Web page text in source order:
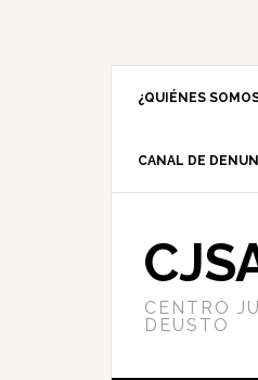
¿QUIÉNES
CANAL DE
CENTRO
DEUSTO